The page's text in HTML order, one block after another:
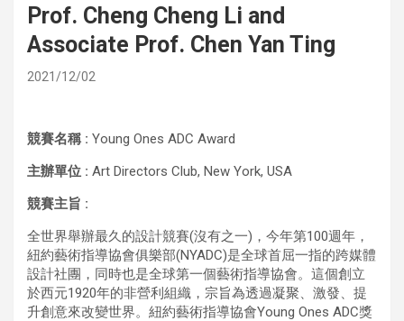
Prof. Cheng Cheng Li and
Associate Prof. Chen Yan Ting
2021/12/02
競賽名稱 : Young Ones ADC Award
主辦單位 : Art Directors Club, New York, USA
競賽主旨 :
全世界舉辦最久的設計競賽(沒有之一)，今年第100週年，
紐約藝術指導協會俱樂部(NYADC)是全球首屈一指的跨媒體
設計社團，同時也是全球第一個藝術指導協會。這個創立
於西元1920年的非營利組織，宗旨為透過凝聚、激發、提
升創意來改變世界。紐約藝術指導協會Young Ones ADC獎